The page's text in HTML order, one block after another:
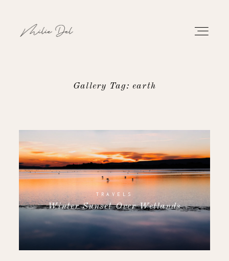
ABOUT
CONTACT
Gallery Tag: earth
TRAVELS
Winter Sunset Over Wetlands